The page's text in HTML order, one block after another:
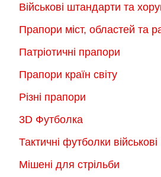
Військові штандарти та
Прапори міст, областей та
Патріотичні прапори
Прапори країн світу
Різні прапори
3D Футболка
Тактичні футболки військові
Мішені для стрільби